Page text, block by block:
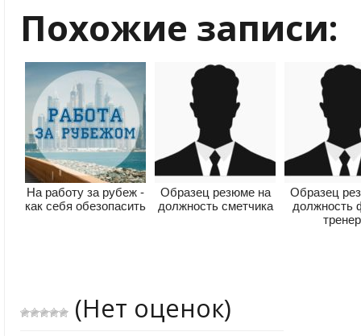
Похожие записи:
На работу за рубеж -
как себя обезопасить
Образец резюме на
должность сметчика
Образец
должность
(Нет оценок)